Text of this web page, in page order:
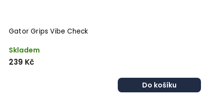
Gator Grips Vibe Check
Skladem
239 Kč
Do košíku